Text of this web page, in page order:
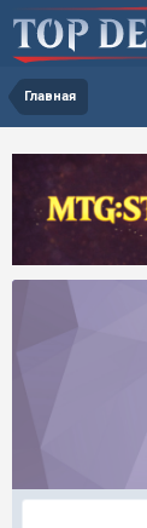
Главная